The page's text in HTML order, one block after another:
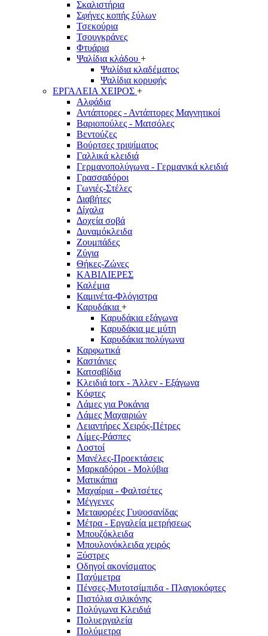
Σκαλιστήρια
Σφήνες κοπής ξύλων
Τσεκούρια
Τσουγκράνες
Φτυάρια
Ψαλίδια κλάδου +
Ψαλίδια κλαδέματος
Ψαλίδια κορυφής
ΕΡΓΑΛΕΙΑ ΧΕΙΡΟΣ +
Αλφάδια
Αντάπτορες - Αντάπτορες Μαγνητικοί
Βαριοπούλες - Ματσόλες
Βεντούζες
Βούρτσες τριψίματος
Γαλλικά κλειδιά
Γερμανοπολύγωνα - Γερμανικά κλειδιά
Γρασσαδόροι
Γωνιές-Στέλες
Διαβήτες
Δίχαλα
Δοχεία σοβά
Δυναμόκλειδα
Ζουμπάδες
Ζύγια
Θήκες-Ζώνες
ΚΑΒΙΛΙΕΡΕΣ
Καλέμια
Καμινέτα-Φλόγιστρα
Καρυδάκια +
Καρυδάκια εξάγωνα
Καρυδάκια με μύτη
Καρυδάκια πολύγωνα
Καρφωτικά
Καστάνιες
Κατσαβίδια
Κλειδιά torx - Άλλεν - Εξάγωνα
Κόφτες
Λάμες για Ροκάνια
Λάμες Μαχαιριών
Λειαντήρες Χειρός-Πέτρες
Λίμες-Ράσπες
Λοστοί
Μανέλες-Προεκτάσεις
Μαρκαδόροι - Μολύβια
Ματικάπια
Μαχαίρια - Φαλτσέτες
Μέγγενες
Μεταφορέες Γυψοσανίδας
Μέτρα - Εργαλεία μετρήσεως
Μπουζόκλειδα
Μπουλονόκλειδα χειρός
Ξύστρες
Οδηγοί ακονίσματος
Παχύμετρα
Πένσες-Μυτοτσίμπιδα - Πλαγιοκόφτες
Πιστόλια σιλικόνης
Πολύγωνα Κλειδιά
Πολυεργαλεία
Πολύμετρα